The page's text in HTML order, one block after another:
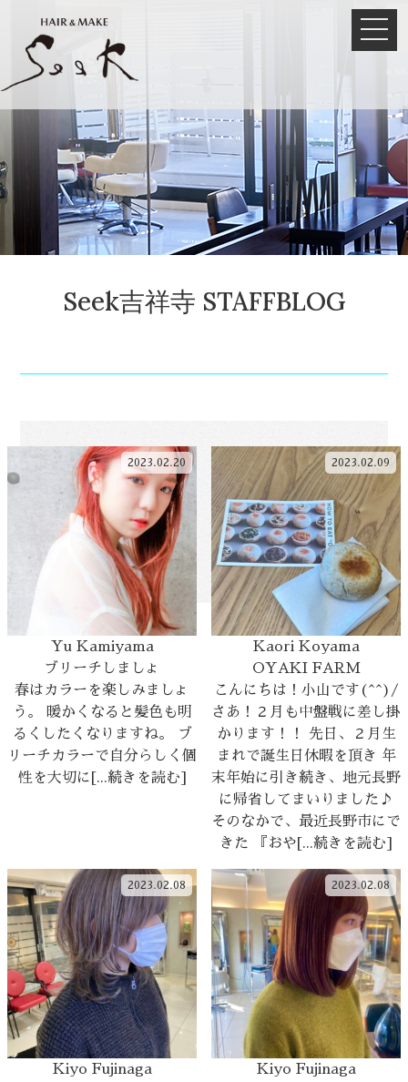
Seek吉祥寺 STAFFBLOG
2023.02.20
Yu Kamiyama
ブリーチしましょ
春はカラーを楽しみましょ
う。 暖かくなると髪色も明
るくしたくなりますね。 ブ
リーチカラーで自分らしく個
性を大切に[...続きを読む]
2023.02.09
Kaori Koyama
OYAKI FARM
こんにちは！小山です(^^)/
さあ！２月も中盤戦に差し掛
かります！！ 先日、２月生
まれで誕生日休暇を頂き 年
末年始に引き続き、地元長野
に帰省してまいりました♪
そのなかで、最近長野市にで
きた 『おや[...続きを読む]
2023.02.08
Kiyo Fujinaga
2023.02.08
Kiyo Fujinaga